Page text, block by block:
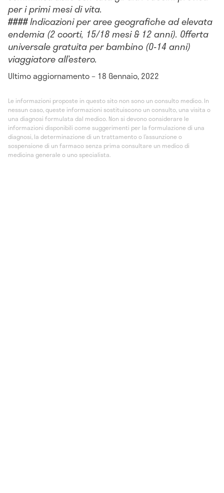
per i primi mesi di vita.
####Indicazioni per aree geografiche ad elevata
endemia (2 coorti, 15/18 mesi & 12 anni). Offerta
universale gratuita per bambino (0-14 anni)
viaggiatore all’estero.
Ultimo aggiornamento – 18 Gennaio, 2022
Le informazioni proposte in questo sito non sono un consulto medico. In
nessun caso, queste informazioni sostituiscono un consulto, una visita o
una diagnosi formulata dal medico. Non si devono considerare le
informazioni disponibili come suggerimenti per la formulazione di una
diagnosi, la determinazione di un trattamento o l’assunzione o
sospensione di un farmaco senza prima consultare un medico di
medicina generale o uno specialista.